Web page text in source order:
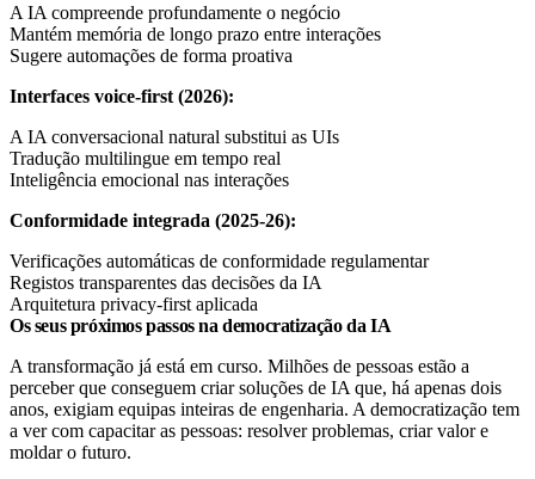
A IA compreende profundamente o negócio
Mantém memória de longo prazo entre interações
Sugere automações de forma proativa
Interfaces voice-first (2026):
A IA conversacional natural substitui as UIs
Tradução multilingue em tempo real
Inteligência emocional nas interações
Conformidade integrada (2025-26):
Verificações automáticas de conformidade regulamentar
Registos transparentes das decisões da IA
Arquitetura privacy-first aplicada
Os seus próximos passos na democratização da IA
A transformação já está em curso. Milhões de pessoas estão a
perceber que conseguem criar soluções de IA que, há apenas dois
anos, exigiam equipas inteiras de engenharia. A democratização tem
a ver com capacitar as pessoas: resolver problemas, criar valor e
moldar o futuro.